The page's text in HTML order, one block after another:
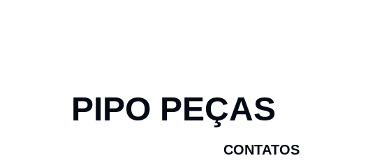
PIPO PEÇAS
CONTATOS